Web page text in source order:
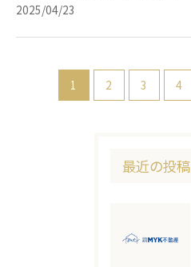
2025/04/23
1 2 3 4
最近の投稿